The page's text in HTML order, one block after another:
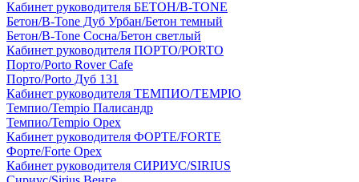
Кабинет руководителя БЕТОН/B-TONE
Бетон/B-Tone Дуб Урбан/Бетон темный
Бетон/B-Tone Сосна/Бетон светлый
Кабинет руководителя ПОРТО/PORTO
Порто/Porto Rover Cafe
Порто/Porto Дуб 131
Кабинет руководителя ТЕМПИО/TEMPIO
Темпио/Tempio Палисандр
Темпио/Tempio Орех
Кабинет руководителя ФОРТЕ/FORTE
Форте/Forte Орех
Кабинет руководителя СИРИУС/SIRIUS